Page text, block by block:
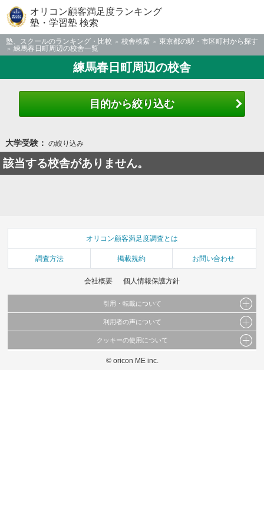
オリコン顧客満足度ランキング
塾・学習塾 検索
塾、スクールのランキング・比較 校舎検索
東京都の駅・市区町村から探す
練馬春日町周辺の校舎一覧
練馬春日町周辺の校舎
目的から絞り込む
大学受験： の絞り込み
該当する校舎がありません。
オリコン顧客満足度調査とは
調査方法 掲載規約 お問い合わせ
会社概要 個人情報保護方針
引用・転載について
当サイトで公開されている情報（文字、写真、イラスト、画像データ等）及びこれらの配
これらの情報を権利者の許可なく無断転載・複製などの二次利用を行うことは固く禁じて
利用者の声について
当サイトに掲載している内容はすべてサービスの利用者が提出された見解・感想です。
弊社の見解・ 意見ではないことをご理解いただいた上でご覧ください。
クッキーの使用について
このサイトでは Cookie を使用して、ユーザーに合わせたコンテンツや広告の表示、ソー
© oricon ME inc.